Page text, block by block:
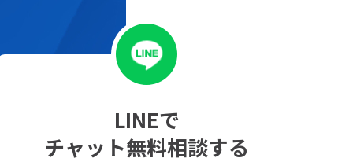
LINEで
チャット無料相談する